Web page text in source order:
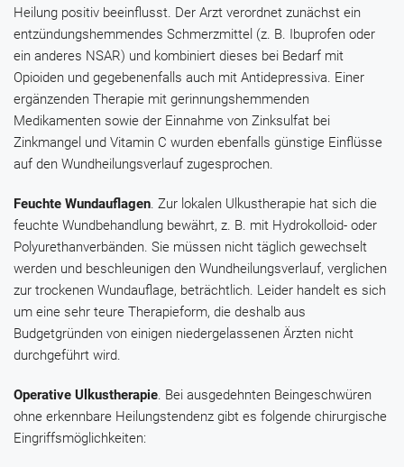
Heilung positiv beeinflusst. Der Arzt verordnet zunächst ein
entzündungshemmendes Schmerzmittel (z. B. Ibuprofen oder
ein anderes NSAR) und kombiniert dieses bei Bedarf mit
Opioiden und gegebenenfalls auch mit Antidepressiva. Einer
ergänzenden Therapie mit gerinnungshemmenden
Medikamenten sowie der Einnahme von Zinksulfat bei
Zinkmangel und Vitamin C wurden ebenfalls günstige Einflüsse
auf den Wundheilungsverlauf zugesprochen.
Feuchte Wundauflagen. Zur lokalen Ulkustherapie hat sich die
feuchte Wundbehandlung bewährt, z. B. mit Hydrokolloid- oder
Polyurethanverbänden. Sie müssen nicht täglich gewechselt
werden und beschleunigen den Wundheilungsverlauf, verglichen
zur trockenen Wundauflage, beträchtlich. Leider handelt es sich
um eine sehr teure Therapieform, die deshalb aus
Budgetgründen von einigen niedergelassenen Ärzten nicht
durchgeführt wird.
Operative Ulkustherapie. Bei ausgedehnten Beingeschwüren
ohne erkennbare Heilungstendenz gibt es folgende chirurgische
Eingriffsmöglichkeiten: